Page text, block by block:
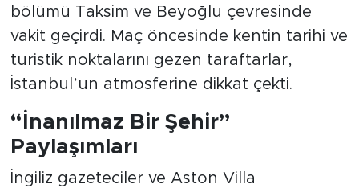
bölümü Taksim ve Beyoğlu çevresinde
vakit geçirdi. Maç öncesinde kentin tarihi ve
turistik noktalarını gezen taraftarlar,
İstanbul’un atmosferine dikkat çekti.
“İnanılmaz Bir Şehir”
Paylaşımları
İngiliz gazeteciler ve Aston Villa